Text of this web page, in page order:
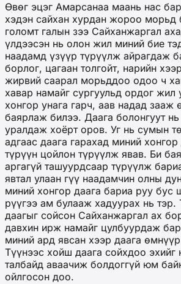
Өвөг эцэг Амарсанаа маань нас
хэдэн сайхан хурдан жороо морьд
голомт галын зээ Сайханжаргал
үлдээсэн нь олон жил миний бие
наадамд үзүүр түрүүлж айрагдаж
борлог, цагаан толгойт, нарийн
жирвий саарал морьддоо одоо ч
хавар намайг сургуульд ордог жил
хонгор унага гарч, аав надад зааж
баярлаж билээ. Даага болонгуут
уралдаж хоёрт оров. Уг нь сумын
адгаас даага гарахад миний
түрүүн цойлон түрүүлж явав. Би
аргагүй ташуурдсаар түрүүлж
явтал улаан гүү наадамчин олны
миний хонгор даага бариа руу бус
рүүгээ ам булааж хадуурах нь тэр.
даагыг сойсон Сайханжаргал ах
давхин ирж намайг цулбуурдаж
миний ард явсан хээр даага
Түүнээс хойш даага сойхдоо
талбайд аваачиж болдоггүй юм
ойлгосон доо.